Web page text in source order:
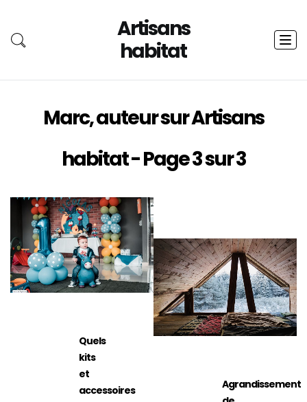
Artisans
habitat
Marc, auteur sur Artisans
habitat - Page 3 sur 3
Quels
kits
et
accessoires
Agrandissement